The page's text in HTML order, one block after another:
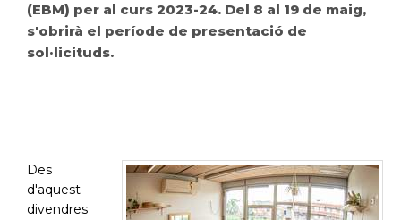
(EBM) per al curs 2023-24. Del 8 al 19 de maig,
s'obrirà el període de presentació de
sol·licituds.
Des
d'aquest
divendres